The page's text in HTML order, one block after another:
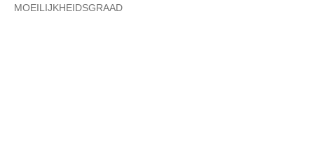
MOEILIJKHEIDSGRAAD